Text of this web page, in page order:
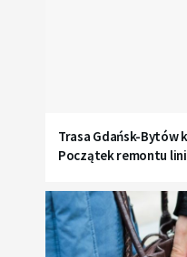
Trasa Gdańsk-Bytów
Początek remontu